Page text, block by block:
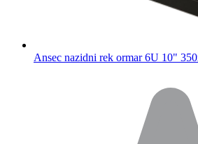
Ansec nazidni rek ormar 6U 10"